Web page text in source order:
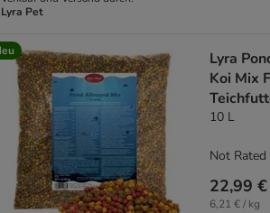
Lyra Pet
Lyra
Koi Mix
10 L
22,99 €
6,21 € / kg
Not Rated